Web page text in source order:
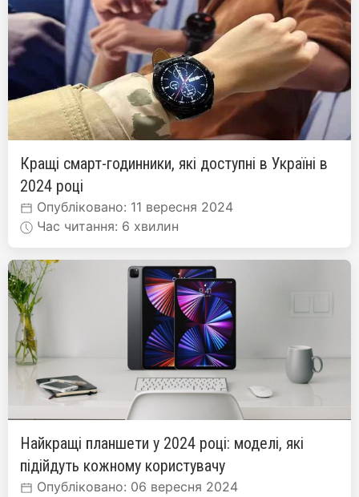
Кращі смарт-годинники, які доступні в Україні в
2024 році
Опубліковано: 11 вересня 2024
Час читання: 6 хвилин
Найкращі планшети у 2024 році: моделі, які
підійдуть кожному користувачу
Опубліковано: 06 вересня 2024